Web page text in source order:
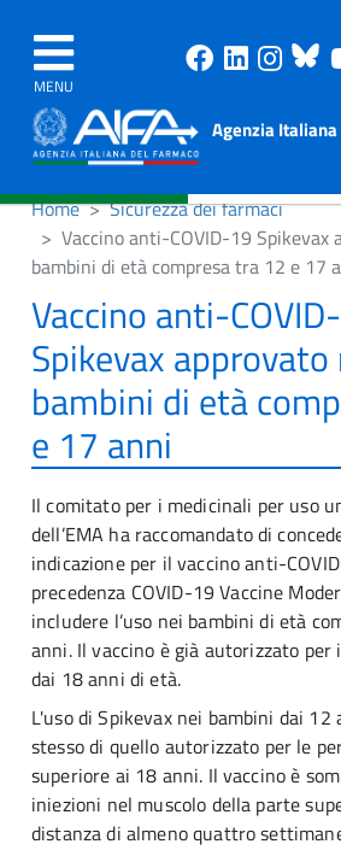
MENU
Facebook
Agenzia
Home
Sicurezza dei farmaci
Vaccino anti-COVID-19 Spikevax
bambini di età compresa tra 12 e 17
Vaccino anti-
Spikevax approvato
bambini di età
e 17 anni
Il comitato per i medicinali per uso
dell’EMA ha raccomandato di
indicazione per il vaccino anti-
precedenza COVID-19 Vaccine
includere l’uso nei bambini di età
anni. Il vaccino è già autorizzato
dai 18 anni di età.
L'uso di Spikevax nei bambini dai
stesso di quello autorizzato per le
superiore ai 18 anni. Il vaccino è
iniezioni nel muscolo della parte
distanza di almeno quattro